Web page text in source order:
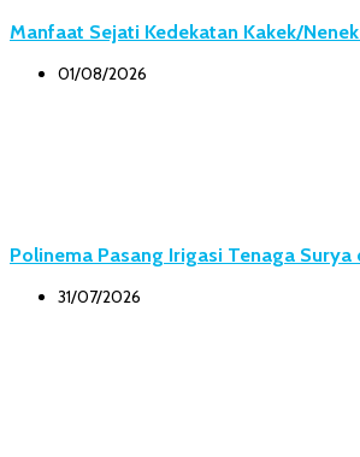
Manfaat Sejati Kedekatan Kakek/
01/08/2026
Polinema Pasang Irigasi Tenaga Surya
31/07/2026